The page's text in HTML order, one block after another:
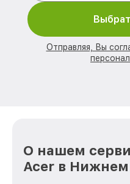
Отправляя, Вы
О нашем
Acer в